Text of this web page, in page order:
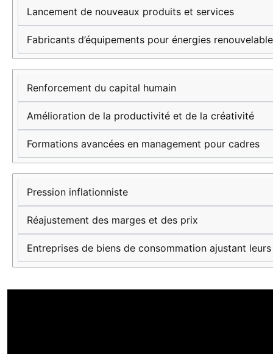
Lancement de nouveaux produits et services
Fabricants d’équipements pour énergies
Renforcement du capital humain
Amélioration de la productivité et de la créativité
Formations avancées en management pour cadres
Pression inflationniste
Réajustement des marges et des prix
Entreprises de biens de consommation ajustant